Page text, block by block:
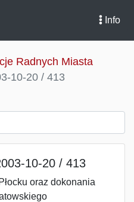
Info
Radnych Miasta
10-20 / 413
10-20 / 413
oraz dokonania